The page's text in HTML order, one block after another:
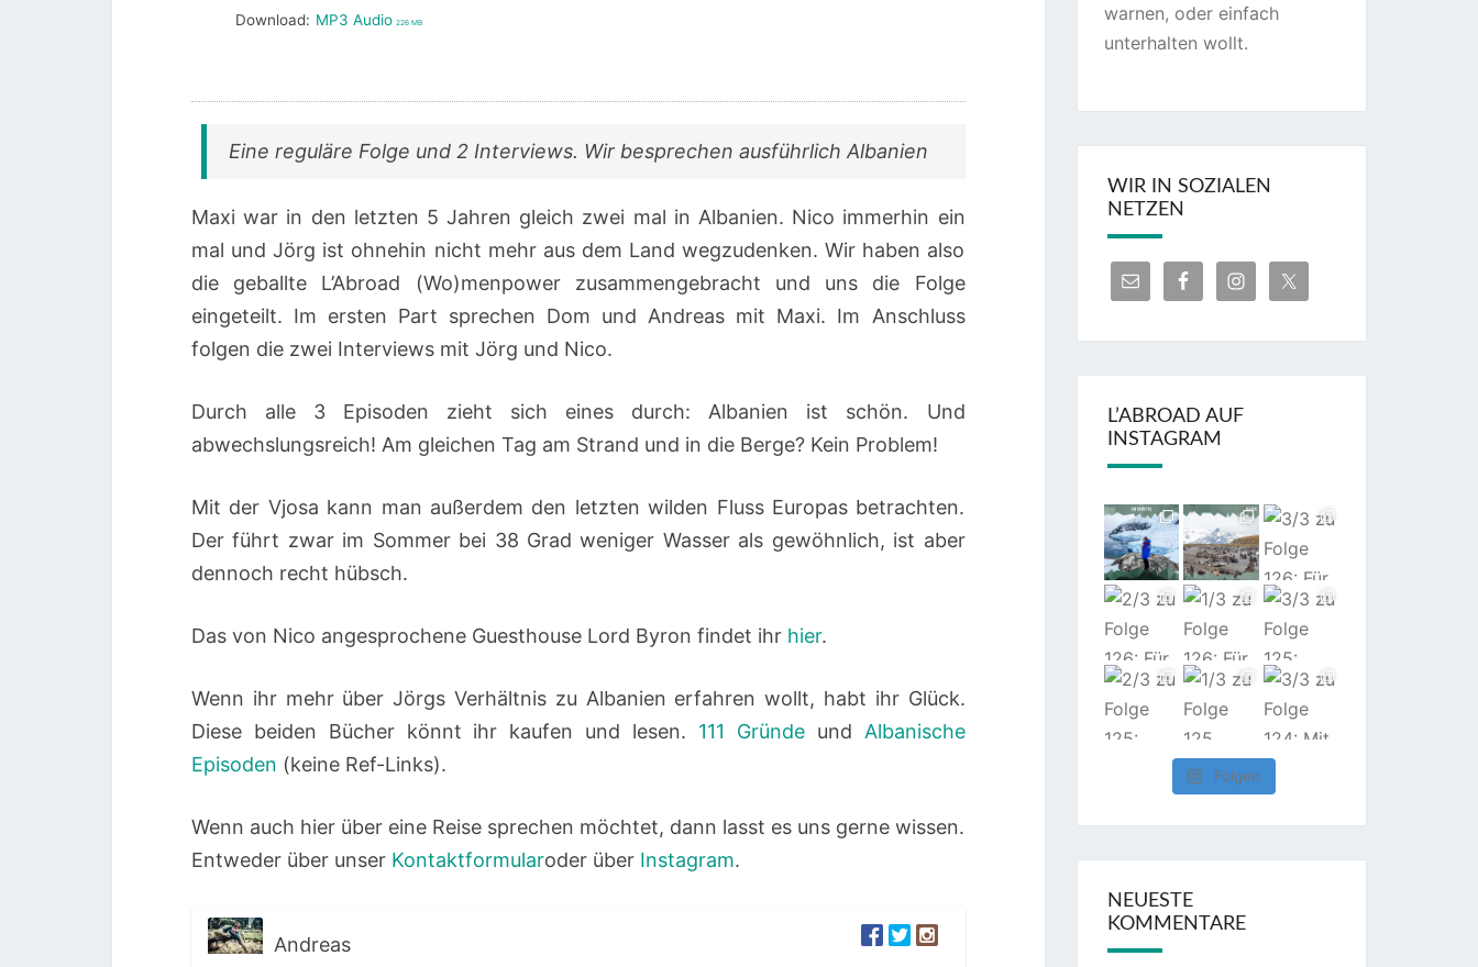
Download: MP3 Audio 226 MB
Eine reguläre Folge und 2 Interviews. Wir besprechen ausführlich Albanien
Maxi war in den letzten 5 Jahren gleich zwei mal in Albanien. Nico immerhin ein
mal und Jörg ist ohnehin nicht mehr aus dem Land wegzudenken. Wir haben also
die geballte L’Abroad (Wo)menpower zusammengebracht und uns die Folge
eingeteilt. Im ersten Part sprechen Dom und Andreas mit Maxi. Im Anschluss
folgen die zwei Interviews mit Jörg und Nico.
Durch alle 3 Episoden zieht sich eines durch: Albanien ist schön. Und
abwechslungsreich! Am gleichen Tag am Strand und in die Berge? Kein Problem!
Mit der Vjosa kann man außerdem den letzten wilden Fluss Europas betrachten.
Der führt zwar im Sommer bei 38 Grad weniger Wasser als gewöhnlich, ist aber
dennoch recht hübsch.
Das von Nico angesprochene Guesthouse Lord Byron findet ihr hier.
Wenn ihr mehr über Jörgs Verhältnis zu Albanien erfahren wollt, habt ihr Glück.
Diese beiden Bücher könnt ihr kaufen und lesen. 111 Gründeund Albanische
Episoden (keine Ref-Links).
Wenn auch hier über eine Reise sprechen möchtet, dann lasst es uns gerne wissen.
Entweder über unser Kontaktformularoder über Instagram.
Andreas
warnen, oder einfach
unterhalten wollt.
WIR IN SOZIALEN
NETZEN
L’ABROAD AUF
INSTAGRAM
Folgen
NEUESTE
KOMMENTARE